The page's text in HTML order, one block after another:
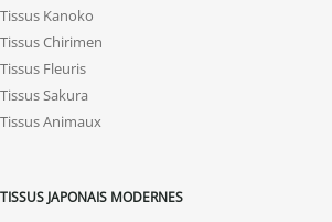
Tissus Kanoko
Tissus Chirimen
Tissus Fleuris
Tissus Sakura
Tissus Animaux
TISSUS JAPONAIS MODERNES